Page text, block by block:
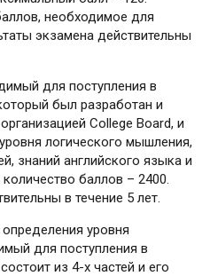
необходимое для
экзамена действительны
для поступления в
был разработан и
College Board, и
логического мышления,
знаний английского языка и
баллов – 2400.
в течение 5 лет.
уровня
для поступления в
из 4-х частей и его